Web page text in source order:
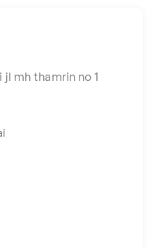
mh thamrin no 1